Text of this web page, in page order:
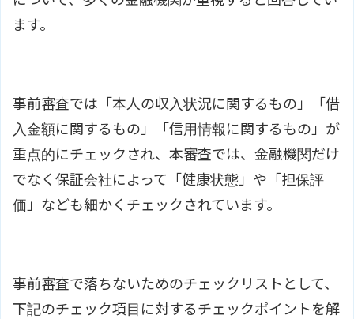
ます。
事前審査では「本人の収入状況に関するもの」「借
入金額に関するもの」「信用情報に関するもの」が
重点的にチェックされ、本審査では、金融機関だけ
でなく保証会社によって「健康状態」や「担保評
価」なども細かくチェックされています。
事前審査で落ちないためのチェックリストとして、
下記のチェック項目に対するチェックポイントを解